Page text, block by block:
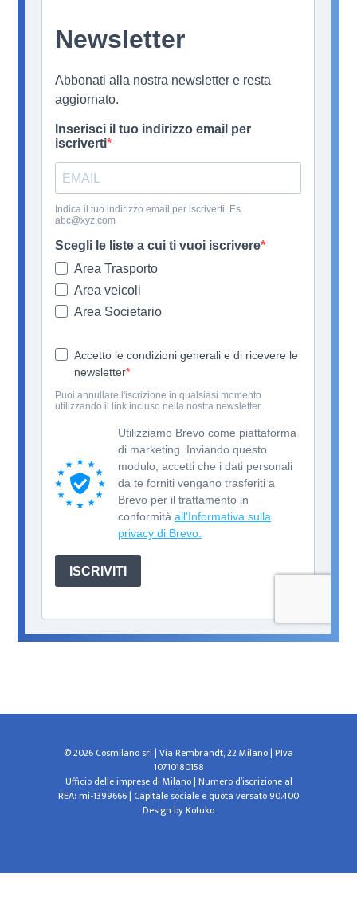
© 2026 Cosmilano srl | Via Rembrandt, 22 Milano | P.Iva
10710180158
Ufficio delle imprese di Milano | Numero d’iscrizione al
REA: mi-1399666 | Capitale sociale e quota versato 90.400
Design byKotuko